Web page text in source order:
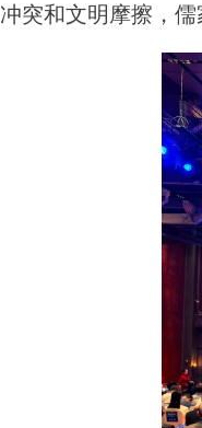
冲突和文明摩擦，